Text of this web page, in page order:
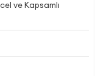
ve Kapsamlı